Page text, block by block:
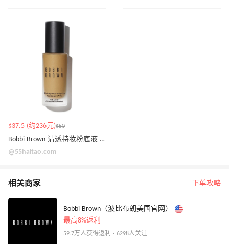
$37.5 (约236元)$50
Bobbi Brown 清透持妆粉底液 30ml
@55haitao.com
相关商家 下单攻略
Bobbi Brown（波比布朗美国官网）
最高8%返利
59.7万人获得返利 · 6298人关注